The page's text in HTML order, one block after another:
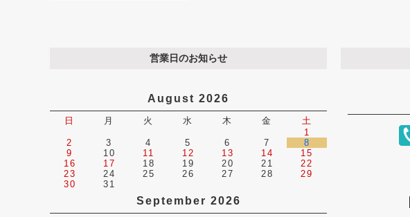
営業日のお知らせ
August 2026
日 月 火 水 木 金
土
1
2
3 4 5 6 7
8
9
10 11 12 13 14
15
16
17 18 19 20 21
22
23
24 25 26 27 28
29
30
31
September 2026